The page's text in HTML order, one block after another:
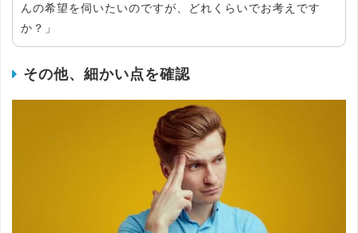
んの希望を伺いたいのですが、どれくらいでお考えです
か？」
その他、細かい点を確認